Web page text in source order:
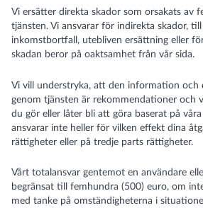
Vi ersätter direkta skador som orsakats av
tjänsten. Vi ansvarar för indirekta skador, till
inkomstbortfall, utebliven ersättning eller
skadan beror på oaktsamhet från vår sida.
Vi vill understryka, att den information och
genom tjänsten är rekommendationer och
du gör eller låter bli att göra baserat på
ansvarar inte heller för vilken effekt dina
rättigheter eller på tredje parts rättigheter.
Vårt totalansvar gentemot en användare
begränsat till femhundra (500) euro, om
med tanke på omständigheterna i